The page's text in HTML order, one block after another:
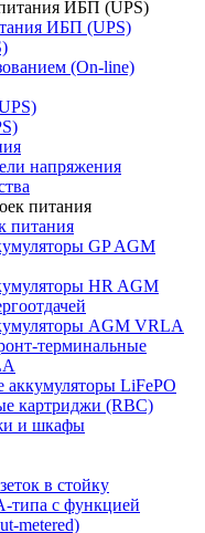
ИБП (UPS)
(On-line)
напряжения
питания
GP AGM
HR AGM
AGM VRLA
терминальные
LiFePO
картриджи (RBC)
и шкафы
в стойку
типа с функцией
metered)